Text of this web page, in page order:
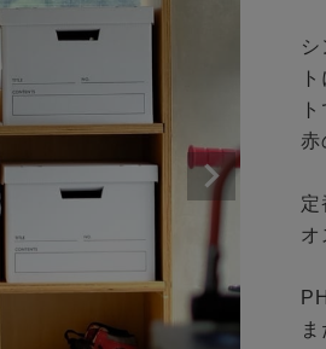
条件絞り込み検索
スタイリングから探
ブランドから探す
WEB限定アイテムを
履き比べ可能商品か
お知らせ・ご利
セ
在庫
赤
定
オ